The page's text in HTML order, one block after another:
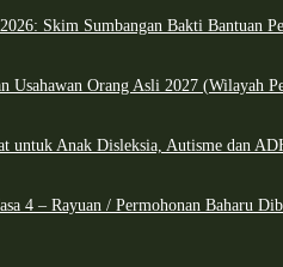
Skim Sumbangan Bakti Bantuan
Usahawan Orang Asli 2027 (Wilayah
untuk Anak Disleksia, Autisme dan
4 – Rayuan / Permohonan Baharu